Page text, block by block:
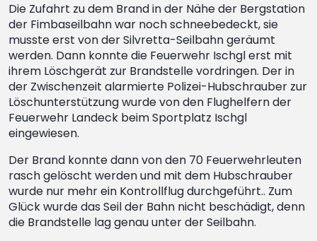
Die Zufahrt zu dem Brand in der Nähe der Bergstation
der Fimbaseilbahn war noch schneebedeckt, sie
musste erst von der Silvretta-Seilbahn geräumt
werden. Dann konnte die Feuerwehr Ischgl erst mit
ihrem Löschgerät zur Brandstelle vordringen. Der in
der Zwischenzeit alarmierte Polizei-Hubschrauber zur
Löschunterstützung wurde von den Flughelfern der
Feuerwehr Landeck beim Sportplatz Ischgl
eingewiesen.
Der Brand konnte dann von den 70 Feuerwehrleuten
rasch gelöscht werden und mit dem Hubschrauber
wurde nur mehr ein Kontrollflug durchgeführt.. Zum
Glück wurde das Seil der Bahn nicht beschädigt, denn
die Brandstelle lag genau unter der Seilbahn.